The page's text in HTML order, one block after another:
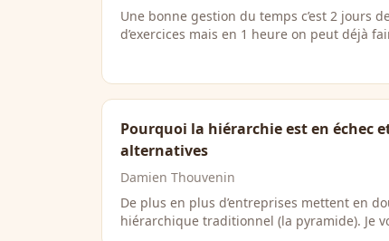
Une bonne gestion du temps c’est 2 jours
d’exercices mais en 1 heure on peut déjà
Pourquoi la hiérarchie est en échec
alternatives
Damien Thouvenin
De plus en plus d’entreprises mettent en
hiérarchique traditionnel (la pyramide). Je